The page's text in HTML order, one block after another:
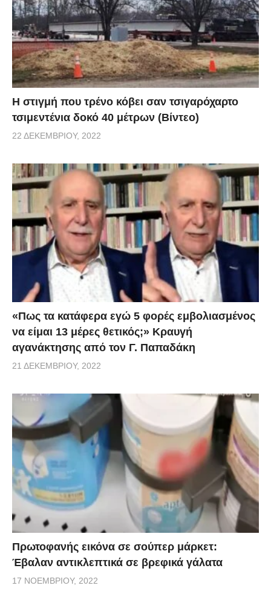
προστασίας.
Εντατικοί έλεγχοι θα διενεργούνται σε εργοστάσια
τροφίμων. Στον ελεγκτικό μηχανισμό εντάσσεται και
ο ΕΦΕΤ.
Υποχρεωτική χρήση μάσκας σε χώρους γραφείων
που υπάρχει επαφή με το κοινό, σε ΜΜΜ, σε
κλειστό χώρο. Σύσταση για χρήση μάσκας στις
σκάλες και σε χώρους όπου δεν μπορούν να
υπάρχουν ασφαλείς αποστάσεις.
Στη συνέχεια ο κ. Χαρδαλιάς απάντησε σε ερωτήσεις
των δημοσιογράφων όπως για το αν τίθεται θέμα
επιστροφής των sms λέγοντας: «Δεν υπάρχει αυτή
τη στιγμή ζήτημα επαναφοράς των sms. Aν υπάρξει
τέτοιο ζήτημα θα αφορά ανθρώπους που πραγματικά
κινδυνεύουν και πρέπει να τους προστατεύσουμε».
Μεταξύ άλλων ο υφυπουργός Πολιτικής Προστασίας
σημείωσε: «Δεν υπάρχει κανένα θέμα lockdown, το
να πάρουμε, σε τοπικό επίπεδο, σε συνεννόηση με
τους ειδικούς μας, θα φροντίσουμε να το πάρουμε».
[newsbeast.gr]
H στιγμή που τρένο κόβει σαν τσιγαρόχαρτο
τσιμεντένια δοκό 40 μέτρων (Βίντεο)
22 ΔΕΚΕΜΒΡΊΟΥ, 2022
«Πως τα κατάφερα εγώ 5 φορές εμβoλιασμένος
να είμαι 13 μέρες θετικός;» Κραυγή
αγανάκτησης από τον Γ. Παπαδάκη
21 ΔΕΚΕΜΒΡΊΟΥ, 2022
Πρωτοφανής εικόνα σε σούπερ μάρκετ:
Έβαλαν αντικλεπτικά σε βρεφικά γάλατα
17 ΝΟΕΜΒΡΊΟΥ, 2022